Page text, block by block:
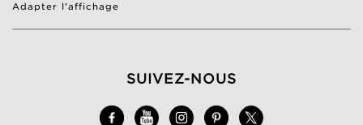
Adapter l'affichage
SUIVEZ-NOUS